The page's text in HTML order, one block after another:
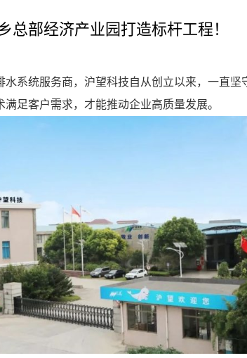
部经济产业园打造标杆工程！
系统服务商，沪望科技自从创立以来，一直坚
足客户需求，才能推动企业高质量发展。